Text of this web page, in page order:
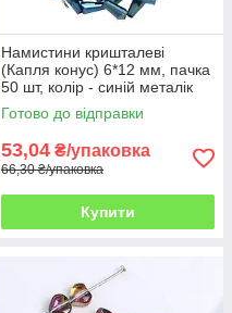
Намистини кришталеві
(Капля конус) 6*12 мм, пачка
50 шт, колір - синій металік
ВОВ
Готово до відправки
53,04 ₴/упаковка
66,30 ₴/упаковка
Купити